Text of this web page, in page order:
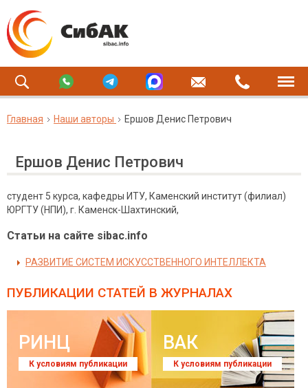
Главная Наши авторы Ершов Денис Петрович
Ершов Денис Петрович
студент 5 курса, кафедры ИТУ, Каменский институт (филиал)
ЮРГТУ (НПИ), г. Каменск-Шахтинский,
Статьи на сайте sibac.info
РАЗВИТИЕ СИСТЕМ ИСКУССТВЕННОГО ИНТЕЛЛЕКТА
ПУБЛИКАЦИИ СТАТЕЙ В ЖУРНАЛАХ
РИНЦ
К условиям публикации
ВАК
К условиям публикации